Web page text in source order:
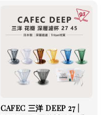
CAFEC 三洋 DEEP 27 |